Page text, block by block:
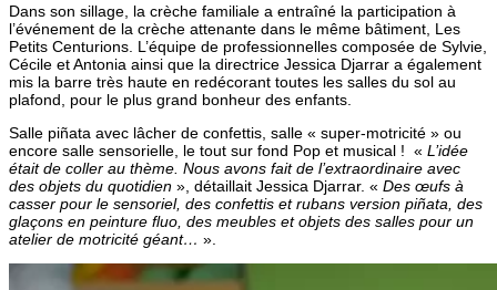
Dans son sillage, la crèche familiale a entraîné la participation à
l’événement de la crèche attenante dans le même bâtiment, Les
Petits Centurions. L’équipe de professionnelles composée de Sylvie,
Cécile et Antonia ainsi que la directrice Jessica Djarrar a également
mis la barre très haute en redécorant toutes les salles du sol au
plafond, pour le plus grand bonheur des enfants.
Salle piñata avec lâcher de confettis, salle « super-motricité » ou
encore salle sensorielle, le tout sur fond Pop et musical ! « L’idée
était de coller au thème. Nous avons fait de l’extraordinaire avec
des objets du quotidien », détaillait Jessica Djarrar. « Des œufs à
casser pour le sensoriel, des confettis et rubans version piñata, des
glaçons en peinture fluo, des meubles et objets des salles pour un
atelier de motricité géant… ».